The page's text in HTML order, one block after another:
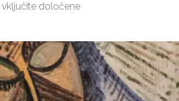
vključite določene